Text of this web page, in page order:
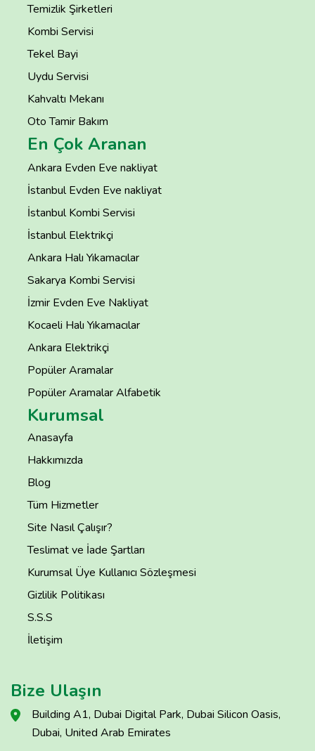
Temizlik Şirketleri
Kombi Servisi
Tekel Bayi
Uydu Servisi
Kahvaltı Mekanı
Oto Tamir Bakım
En Çok Aranan
Ankara Evden Eve nakliyat
İstanbul Evden Eve nakliyat
İstanbul Kombi Servisi
İstanbul Elektrikçi
Ankara Halı Yıkamacılar
Sakarya Kombi Servisi
İzmir Evden Eve Nakliyat
Kocaeli Halı Yıkamacılar
Ankara Elektrikçi
Popüler Aramalar
Popüler Aramalar Alfabetik
Kurumsal
Anasayfa
Hakkımızda
Blog
Tüm Hizmetler
Site Nasıl Çalışır?
Teslimat ve İade Şartları
Kurumsal Üye Kullanıcı Sözleşmesi
Gizlilik Politikası
S.S.S
İletişim
Bize Ulaşın
Building A1, Dubai Digital Park, Dubai Silicon Oasis,
Dubai, United Arab Emirates